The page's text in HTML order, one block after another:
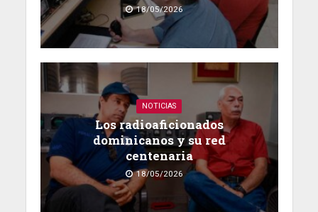
18/05/2026
NOTICIAS
Los radioaficionados
dominicanos y su red
centenaria
18/05/2026